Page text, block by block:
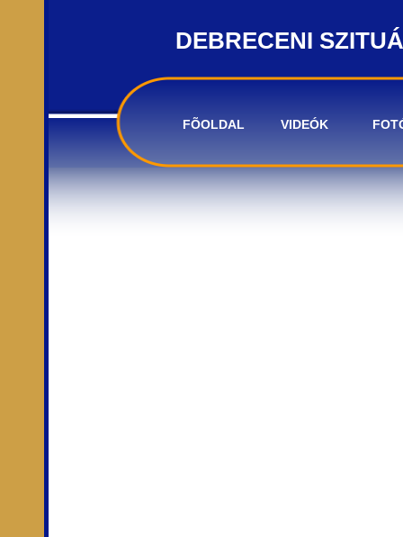
DEBRECENI
FÕOLDAL VIDEÓK